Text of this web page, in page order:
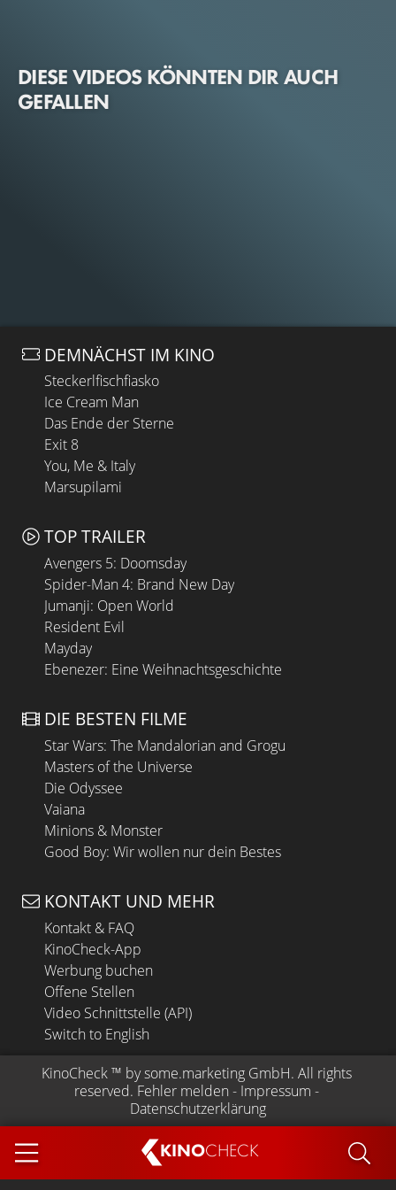
KINOCHECK
DIESE VIDEOS KÖNNTEN DIR AUCH
GEFALLEN
DEMNÄCHST IM KINO
Steckerlfischfiasko
Ice Cream Man
Das Ende der Sterne
Exit 8
You, Me & Italy
Marsupilami
TOP TRAILER
Avengers 5: Doomsday
Spider-Man 4: Brand New Day
Jumanji: Open World
Resident Evil
Mayday
Ebenezer: Eine Weihnachtsgeschichte
DIE BESTEN FILME
Star Wars: The Mandalorian and Grogu
Masters of the Universe
Die Odyssee
Vaiana
Minions & Monster
Good Boy: Wir wollen nur dein Bestes
KONTAKT UND MEHR
Kontakt & FAQ
KinoCheck-App
Werbung buchen
Offene Stellen
Video Schnittstelle (API)
Switch to English
KinoCheck ™ by some.marketing GmbH. All rights
reserved. Fehler melden - Impressum -
Datenschutzerklärung